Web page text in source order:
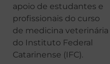
apoio de estudantes e
profissionais do curso
de medicina veterinária
do Instituto Federal
Catarinense (IFC).